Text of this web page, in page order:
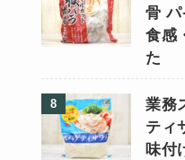
骨 パ
食感
た
業務
ティ
味付